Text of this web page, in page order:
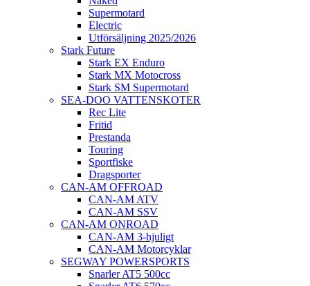
Supermotard
Electric
Utförsäljning 2025/2026
Stark Future
Stark EX Enduro
Stark MX Motocross
Stark SM Supermotard
SEA-DOO VATTENSKOTER
Rec Lite
Fritid
Prestanda
Touring
Sportfiske
Dragsporter
CAN-AM OFFROAD
CAN-AM ATV
CAN-AM SSV
CAN-AM ONROAD
CAN-AM 3-hjuligt
CAN-AM Motorcyklar
SEGWAY POWERSPORTS
Snarler AT5 500cc